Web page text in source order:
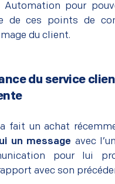
Automation pour
de ces points de
du client.
du service
fait un achat
un message avec
pour lui
avec son